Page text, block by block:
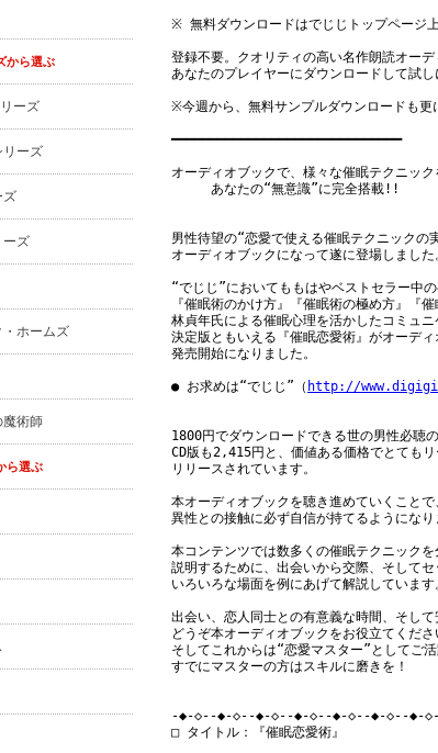
から選ぶ
ーズ
リーズ
ズ
ーズ
・ホームズ
魔術師
ら選ぶ
※ 無料ダウンロードはでじじトップページ上
登録不要。クオリティの高い名作朗読オーデ
あなたのプレイヤーにダウンロードして試し
※今週から、無料サンプルダウンロードも更
━━━━━━━━━━━━━━━━━━━━━━━━━━━━━━
オーディオブックで、様々な催眠テクニック
あなたの“無意識”に完全搭載!!
男性待望の“恋愛で使える催眠テクニックの
オーディオブックになって遂に登場しました
“でじじ”においてももはやベストセラー中
『催眠術のかけ方』『催眠術の極め方』『催
林貞年氏による催眠心理を活かしたコミュ
決定版ともいえる『催眠恋愛術』がオーデ
発売開始になりました。
● お求めは“でじじ”（ http://
1800円でダウンロードできる世の男性必聴
CD版も2,415円と、価値ある価格でとても
リリースされています。
本オーディオブックを聴き進めていくことで
異性との接触に必ず自信が持てるようになり
本コンテンツでは数多くの催眠テクニックを
説明するために、出会いから交際、そしてセ
いろいろな場面を例にあげて解説しています
出会い、恋人同士との有意義な時間、そし
どうぞ本オーディオブックをお役立てくださ
そしてこれからは“恋愛マスター”としてご活
すでにマスターの方はスキルに磨きを！
-◆-◇--◆-◇--◆-◇--◆-◇--◆-◇--◆-◇--◆-
□ タイトル：『催眠恋愛術』